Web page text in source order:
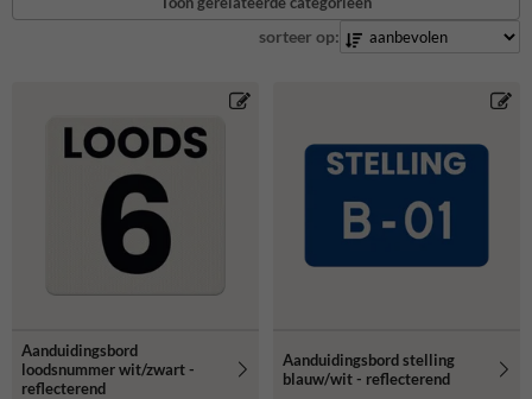
sorteer op:
Aanduidingsbord
loodsnummer wit/zwart -
reflecterend
Aanduidingsbord stelling
blauw/wit - reflecterend